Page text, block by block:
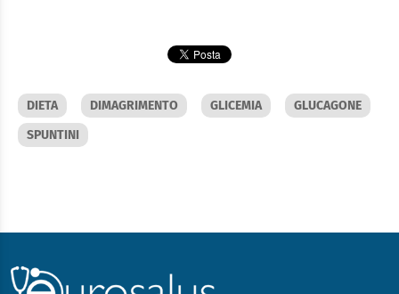
DIETA DIMAGRIMENTO GLICEMIA
GLUCAGONE
SPUNTINI